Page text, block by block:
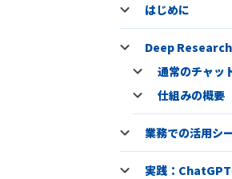
はじめに
Deep
通常のチャッ
仕組みの概要
業務での活用シ
実践：